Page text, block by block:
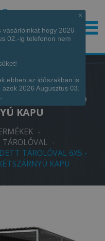
70 7342034
FEDETT
LEJTŐ TETŐ
KAPU
-
TÁROLÓVAL -
TÁROLÓVAL 6X5 -
KAPU
×
vásárlóinkat hogy 2026
02.-ig telefonon nem
ebben az időszakban is
2026 Augusztus 03.